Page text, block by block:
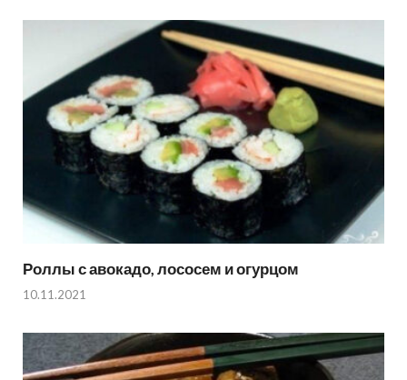
Роллы с авокадо, лососем и огурцом
10.11.2021